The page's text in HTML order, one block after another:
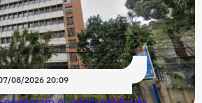
08/2026 20:09